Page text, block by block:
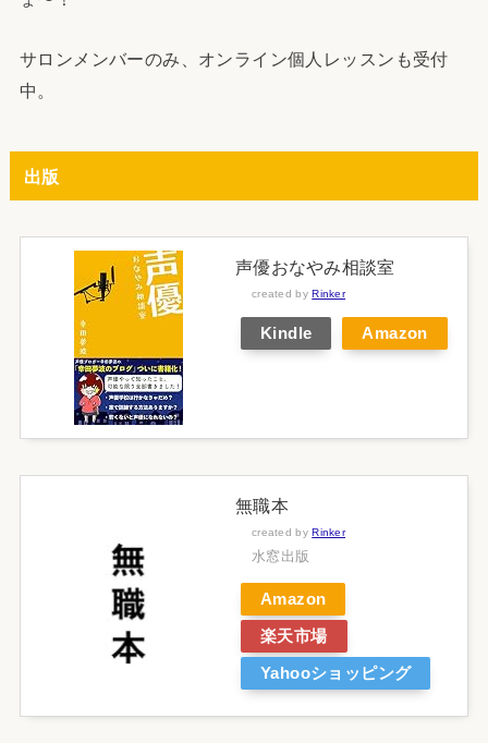
サロンメンバーのみ、オンライン個人レッスンも受付
中。
出版
声優おなやみ相談室
created by Rinker
Kindle Amazon
無職本
created by Rinker
水窓出版
Amazon
楽天市場
Yahooショッピング